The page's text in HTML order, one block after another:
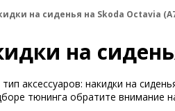
на сиденья на Skoda Octavia
на
аксессуаров: накидки на
тюнинга обратите внимание